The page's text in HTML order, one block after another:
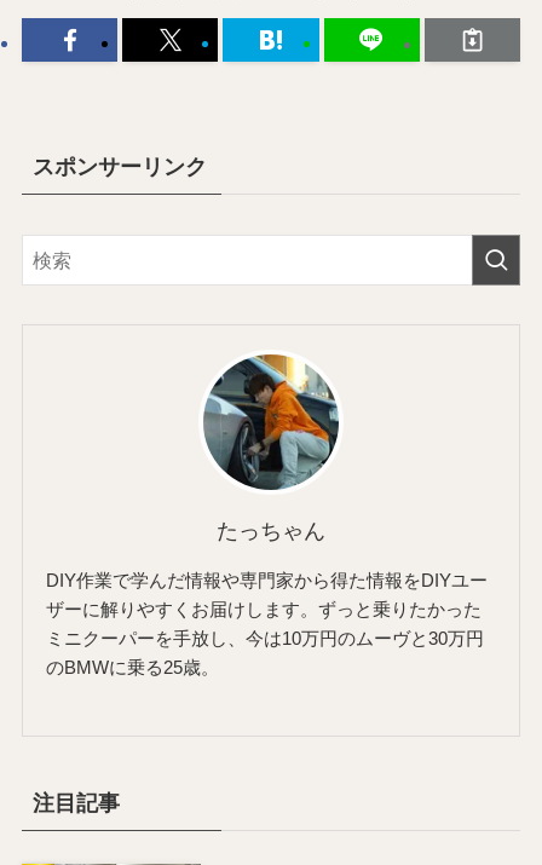
スポンサーリンク
たっちゃん
DIY作業で学んだ情報や専門家から得た情報をDIYユー
ザーに解りやすくお届けします。ずっと乗りたかった
ミニクーパーを手放し、今は10万円のムーヴと30万円
のBMWに乗る25歳。
注目記事